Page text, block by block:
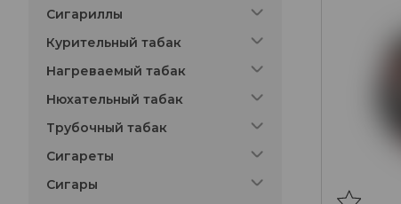
Сигариллы
Курительный табак
Нагреваемый табак
Нюхательный табак
Трубочный табак
Сигареты
Сигары